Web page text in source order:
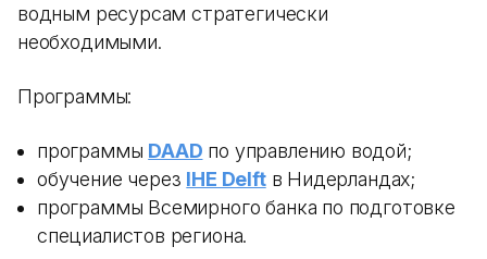
водным ресурсам стратегически
необходимыми.
Программы:
программы DAAD по управлению водой;
обучение через IHE Delftв Нидерландах;
программы Всемирного банка по подготовке
специалистов региона.